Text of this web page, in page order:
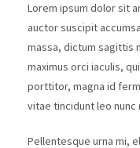
Lorem ipsum dolor sit
auctor suscipit
massa, dictum sagittis
maximus orci iaculis,
porttitor, magna id
vitae tincidunt leo nunc
Pellentesque urna mi,